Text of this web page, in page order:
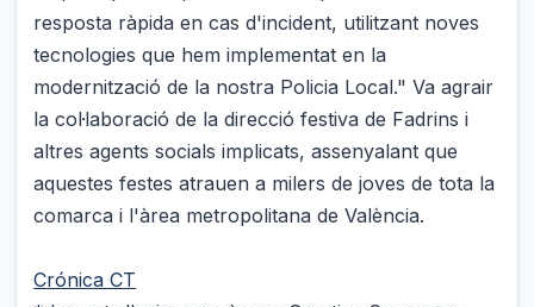
resposta ràpida en cas d'incident, utilitzant noves
tecnologies que hem implementat en la
modernització de la nostra Policia Local." Va agrair
la col·laboració de la direcció festiva de Fadrins i
altres agents socials implicats, assenyalant que
aquestes festes atrauen a milers de joves de tota la
comarca i l'àrea metropolitana de València.
Crónica CT